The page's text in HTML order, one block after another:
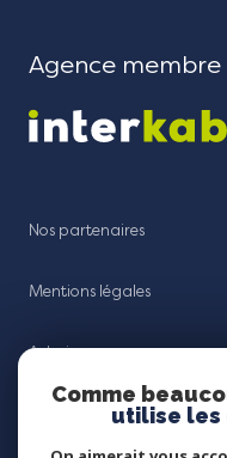
Agence membre
Nos partenaires
Mentions légales
Admin
Nos honoraires
Comme
utilise les